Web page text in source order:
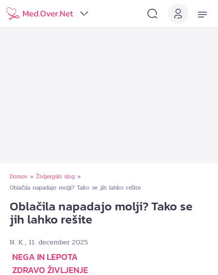
Domov » Življenjski slog »
Oblačila napadajo molji? Tako se jih lahko rešite
Oblačila napadajo molji? Tako se
jih lahko rešite
N. K., 11. december 2025
NEGA IN LEPOTA
ZDRAVO ŽIVLJENJE